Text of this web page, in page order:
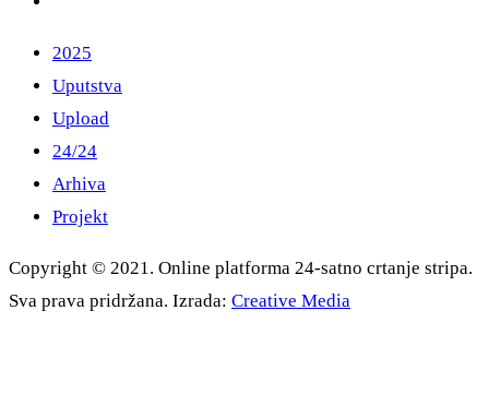
2025
Uputstva
Upload
24/24
Arhiva
Projekt
Copyright © 2021. Online platforma 24-satno crtanje stripa.
Sva prava pridržana. Izrada: Creative Media